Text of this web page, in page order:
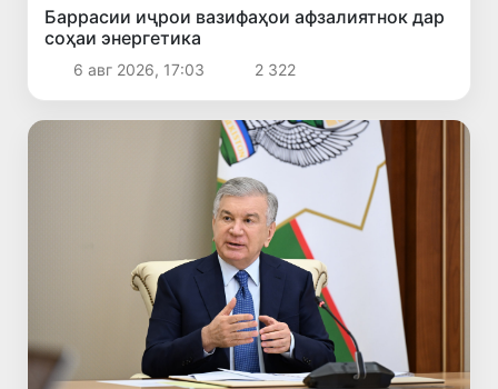
Баррасии иҷрои вазифаҳои афзалиятнок дар
соҳаи энергетика
6 авг 2026, 17:03 2 322